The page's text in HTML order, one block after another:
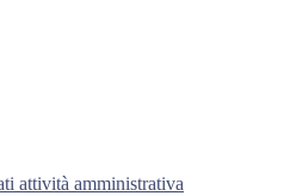
attività amministrativa